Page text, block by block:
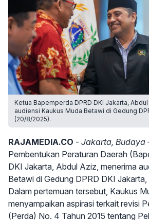
Ketua Bapemperda DPRD DKI Jakarta,
audiensi Kaukus Muda Betawi di Gedung
(20/8/2025).
RAJAMEDIA.CO - Jakarta, Budaya
Pembentukan Peraturan Daerah
DKI Jakarta, Abdul Aziz, menerima
Betawi di Gedung DPRD DKI
Dalam pertemuan tersebut, Kaukus
menyampaikan aspirasi terkait revisi
(Perda) No. 4 Tahun 2015 tentang